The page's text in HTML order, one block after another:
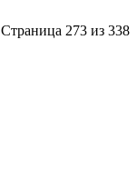
Страница 273 из 338